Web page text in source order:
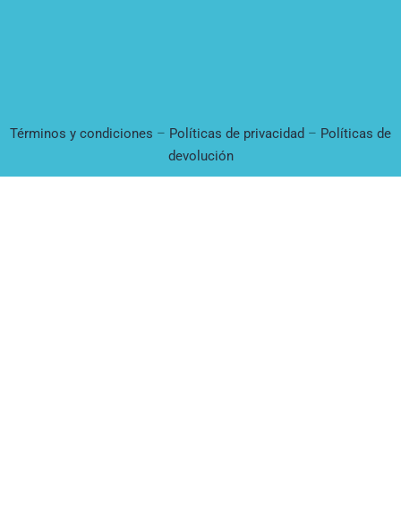
Términos y condiciones – Políticas de privacidad – Políticas de
devolución